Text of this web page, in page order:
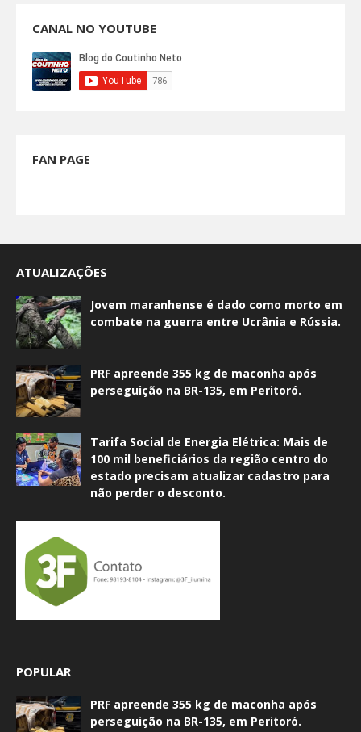
CANAL NO YOUTUBE
FAN PAGE
ATUALIZAÇÕES
Jovem maranhense é dado como morto em
combate na guerra entre Ucrânia e Rússia.
PRF apreende 355 kg de maconha após
perseguição na BR-135, em Peritoró.
Tarifa Social de Energia Elétrica: Mais de
100 mil beneficiários da região centro do
estado precisam atualizar cadastro para
não perder o desconto.
POPULAR
PRF apreende 355 kg de maconha após
perseguição na BR-135, em Peritoró.